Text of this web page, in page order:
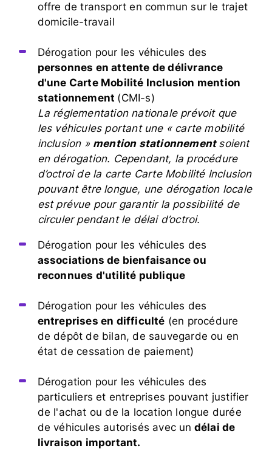
offre de transport en commun sur le trajet
domicile-travail
Dérogation pour les véhicules des
personnes en attente de délivrance
d'une Carte Mobilité Inclusion mention
stationnement (CMI-s)
La réglementation nationale prévoit que
les véhicules portant une « carte mobilité
inclusion » mention stationnement soient
en dérogation. Cependant, la procédure
d’octroi de la carte Carte Mobilité Inclusion
pouvant être longue, une dérogation locale
est prévue pour garantir la possibilité de
circuler pendant le délai d’octroi.
Dérogation pour les véhicules des
associations de bienfaisance ou
reconnues d'utilité publique
Dérogation pour les véhicules des
entreprises en difficulté (en procédure
de dépôt de bilan, de sauvegarde ou en
état de cessation de paiement)
Dérogation pour les véhicules des
particuliers et entreprises pouvant justifier
de l'achat ou de la location longue durée
de véhicules autorisés avec un délai de
livraison important.